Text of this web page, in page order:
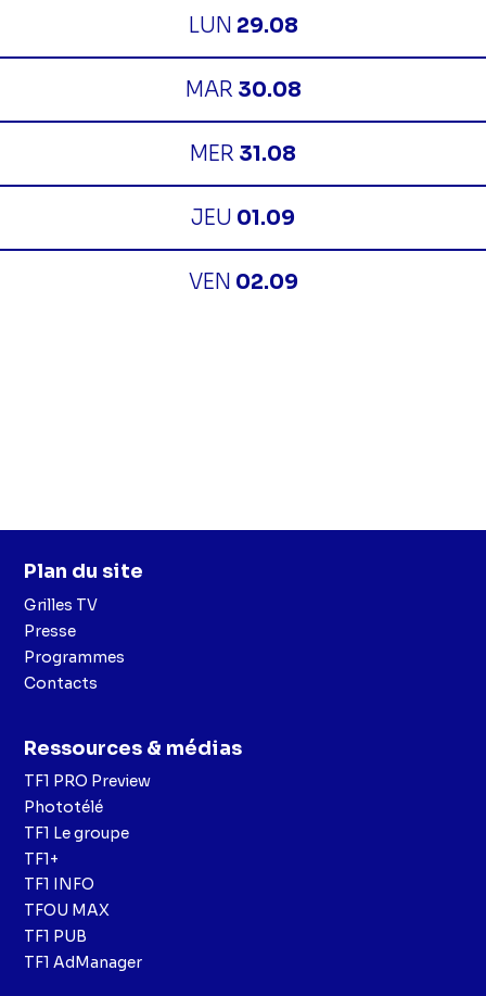
LUN 29.08
MAR 30.08
MER 31.08
JEU 01.09
VEN 02.09
Plan du site
Grilles TV
Presse
Programmes
Contacts
Ressources & médias
TF1 PRO Preview
Phototélé
TF1 Le groupe
TF1+
TF1 INFO
TFOU MAX
TF1 PUB
TF1 AdManager